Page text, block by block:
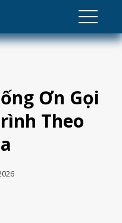
Ơn Gọi
Theo